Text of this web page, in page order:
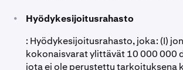
•
Hyödykesijoitusrahasto
: Hyödykesijoitusrahasto, joka: (I)
kokonaisvarat ylittävät 10 000 000
jota ei ole perustettu tarkoituksena